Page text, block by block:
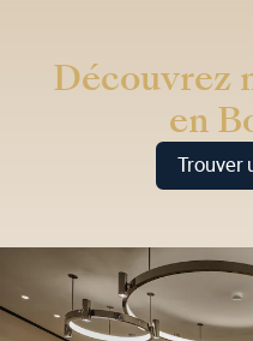
Découvrez
en
Trouver